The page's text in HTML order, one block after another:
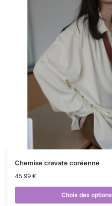
Chemise cravate coréenne
45,99 €
Choix des options